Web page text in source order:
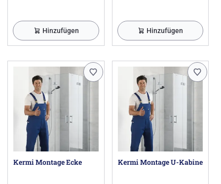
info@kermi.de
Hinzufügen Hinzufügen
Kermi Montage Ecke Kermi Montage U-Kabine